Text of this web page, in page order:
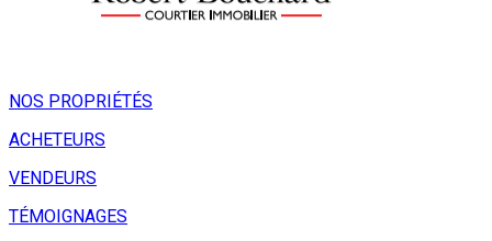
NOS PROPRIÉTÉS
ACHETEURS
VENDEURS
TÉMOIGNAGES